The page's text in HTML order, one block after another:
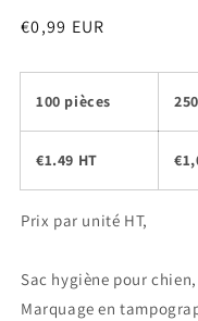
Prix
€0,99 EUR
100 pièces
€1.49 HT
Prix par unité HT,
Sac hygiène pour
Marquage en